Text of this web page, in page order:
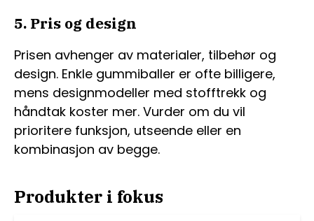
5. Pris og design
Prisen avhenger av materialer, tilbehør og
design. Enkle gummiballer er ofte billigere,
mens designmodeller med stofftrekk og
håndtak koster mer. Vurder om du vil
prioritere funksjon, utseende eller en
kombinasjon av begge.
Produkter i fokus